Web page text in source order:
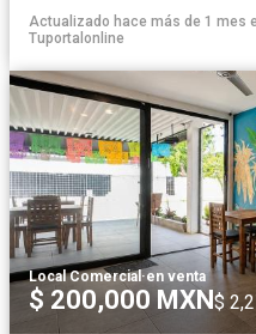
Actualizado hace más de 1 mes
Tuportalonline
Local Comercial ·en venta
$ 200,000 MXN$